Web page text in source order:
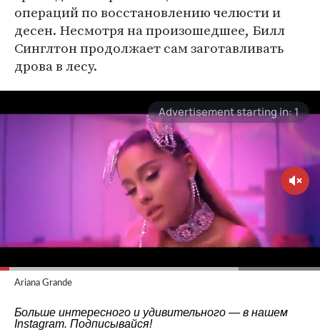
операций по восстановлению челюсти и
десен. Несмотря на произошедшее, Билл
Синглтон продолжает сам заготавливать
дрова в лесу.
Ariana Grande
Больше интересного и удивительного — в нашем
Instagram. Подписывайся!